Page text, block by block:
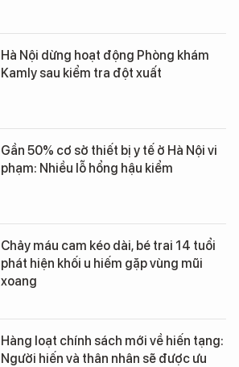
Hà Nội dừng hoạt động Phòng khám
Kamly sau kiểm tra đột xuất
Gần 50% cơ sở thiết bị y tế ở Hà Nội vi
phạm: Nhiều lỗ hổng hậu kiểm
Chảy máu cam kéo dài, bé trai 14 tuổi
phát hiện khối u hiếm gặp vùng mũi
xoang
Hàng loạt chính sách mới về hiến tạng:
Người hiến và thân nhân sẽ được ưu